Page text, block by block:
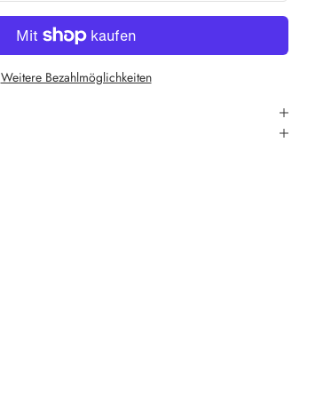
Weitere Bezahlmöglichkeiten